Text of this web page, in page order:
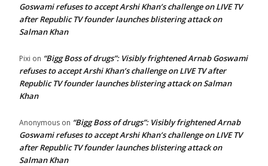
Goswami refuses to accept Arshi Khan’s challenge on LIVE TV
after Republic TV founder launches blistering attack on
Salman Khan
Pixi on “Bigg Boss of drugs”: Visibly frightened Arnab Goswami
refuses to accept Arshi Khan’s challenge on LIVE TV after
Republic TV founder launches blistering attack on Salman
Khan
Anonymous on “Bigg Boss of drugs”: Visibly frightened Arnab
Goswami refuses to accept Arshi Khan’s challenge on LIVE TV
after Republic TV founder launches blistering attack on
Salman Khan